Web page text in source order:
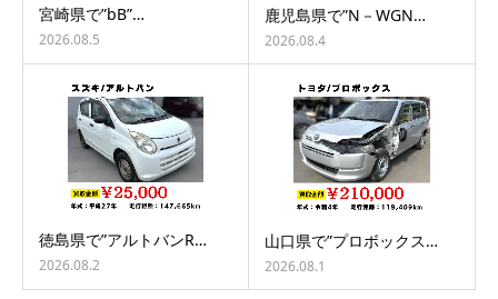
宮崎県で”bB”…
2026.08.5
鹿児島県で”N－WGN…
2026.08.4
徳島県で”アルトバンR…
2026.08.2
山口県で”プロボックス…
2026.08.1